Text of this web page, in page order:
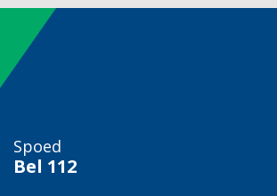
Spoed
Bel 112